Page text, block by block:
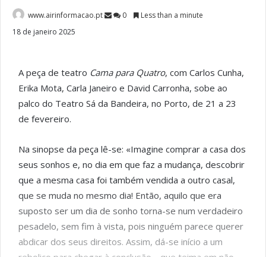
www.airinformacao.pt 0
Less than a minute
18 de janeiro 2025
A peça de teatro Cama para Quatro, com Carlos Cunha,
Erika Mota, Carla Janeiro e David Carronha, sobe ao
palco do Teatro Sá da Bandeira, no Porto, de 21 a 23
de fevereiro.
Na sinopse da peça lê-se: «Imagine comprar a casa dos
seus sonhos e, no dia em que faz a mudança, descobrir
que a mesma casa foi também vendida a outro casal,
que se muda no mesmo dia! Então, aquilo que era
suposto ser um dia de sonho torna-se num verdadeiro
pesadelo, sem fim à vista, pois ninguém parece querer
abdicar dos seus direitos. Assim, dá-se início a um